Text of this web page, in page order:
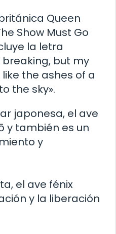
Queen
Show Must Go
la letra
breaking, but my
the ashes of a
the sky».
japonesa, el ave
y también es un
y
el ave fénix
y la liberación